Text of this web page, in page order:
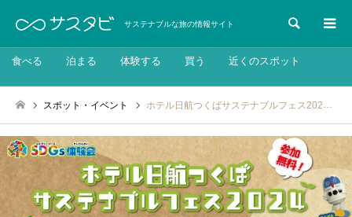
サステナブルな旅の情報サイト 検索
食べる 泊まる 体験する 買う 近くのスポット
スポット・イベント ホテル日航つくばサステナブルフェス2024:2024年6月8日(土)